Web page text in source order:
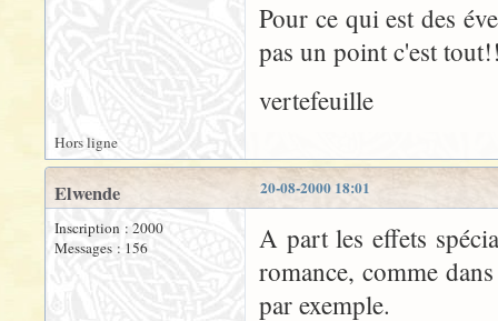
Pour ce qui est des
pas un point c'est
vertefeuille
Hors ligne
20-08-2000 18:01
Elwende
Inscription : 2000
Messages : 156
A part les effets
romance, comme
par exemple.